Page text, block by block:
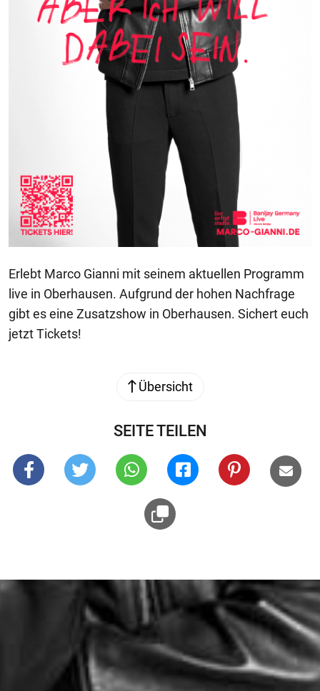
Erlebt Marco Gianni mit seinem aktuellen Programm
live in Oberhausen. Aufgrund der hohen Nachfrage
gibt es eine Zusatzshow in Oberhausen. Sichert euch
jetzt Tickets!
Übersicht
SEITE TEILEN